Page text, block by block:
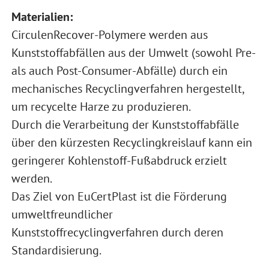
Materialien:
CirculenRecover-Polymere werden aus
Kunststoffabfällen aus der Umwelt (sowohl Pre-
als auch Post-Consumer-Abfälle) durch ein
mechanisches Recyclingverfahren hergestellt,
um recycelte Harze zu produzieren.
Durch die Verarbeitung der Kunststoffabfälle
über den kürzesten Recyclingkreislauf kann ein
geringerer Kohlenstoff-Fußabdruck erzielt
werden.
Das Ziel von EuCertPlast ist die Förderung
umweltfreundlicher
Kunststoffrecyclingverfahren durch deren
Standardisierung.